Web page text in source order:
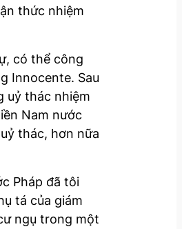
thức nhiệm
có thể công
Innocente. Sau
uỷ thác nhiệm
Nam nước
thác, hơn nữa
Pháp đã tôi
tá của giám
ngụ trong một